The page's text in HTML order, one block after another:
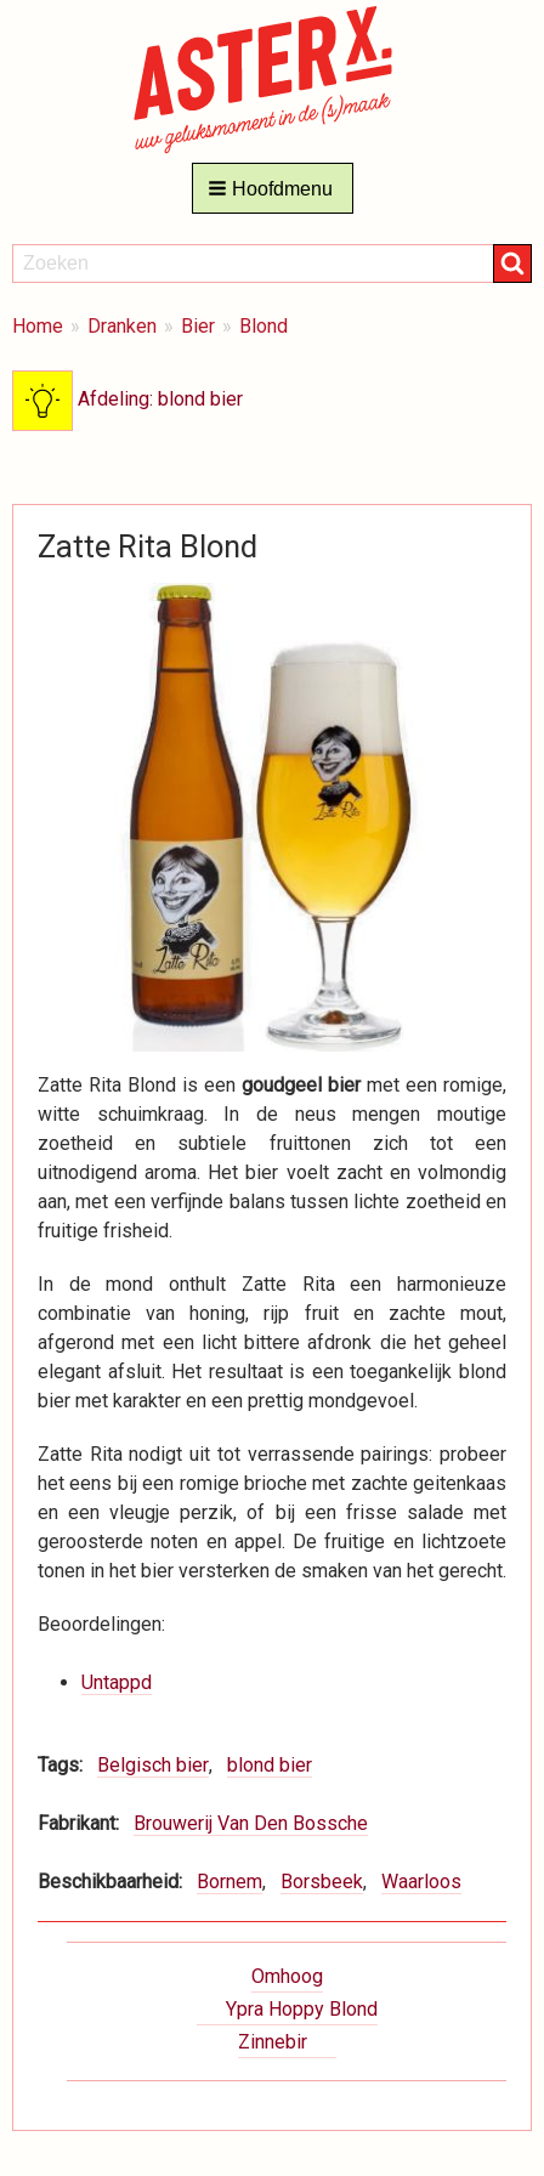
Hoofdmenu
ZOEKEN
Zoeken
BREADCRUMBS
Je
hier:
Home Dranken Bier Blond
Afdeling: blond bier
Zatte Rita Blond
Zatte Rita Blond is een goudgeel biermet een romige,
witte schuimkraag. In de neus mengen moutige
zoetheid en subtiele fruittonen zich tot een
uitnodigend aroma. Het bier voelt zacht en volmondig
aan, met een verfijnde balans tussen lichte zoetheid en
fruitige frisheid.
In de mond onthult Zatte Rita een harmonieuze
combinatie van honing, rijp fruit en zachte mout,
afgerond met een licht bittere afdronk die het geheel
elegant afsluit. Het resultaat is een toegankelijk blond
bier met karakter en een prettig mondgevoel.
Zatte Rita nodigt uit tot verrassende pairings: probeer
het eens bij een romige brioche met zachte geitenkaas
en een vleugje perzik, of bij een frisse salade met
geroosterde noten en appel. De fruitige en lichtzoete
tonen in het bier versterken de smaken van het gerecht.
Beoordelingen:
Untappd
Tags Belgisch bier blond bier
Fabrikant Brouwerij Van Den Bossche
Beschikbaarheid Bornem Borsbeek Waarloos
Ypra Hoppy Blond
Omhoog
Zinnebir